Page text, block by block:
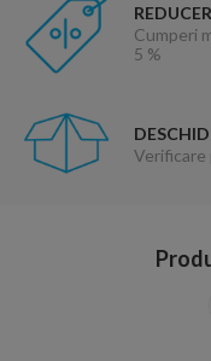
Cumperi
5 %
Verificare